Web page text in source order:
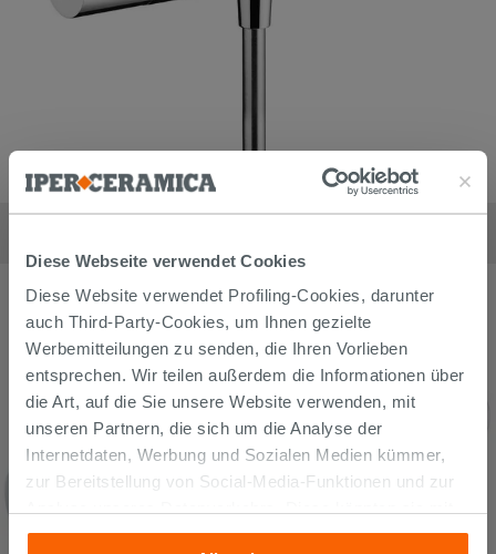
Diese Webseite verwendet Cookies
Diese Website verwendet Profiling-Cookies, darunter
auch Third-Party-Cookies, um Ihnen gezielte
Werbemitteilungen zu senden, die Ihren Vorlieben
entsprechen. Wir teilen außerdem die Informationen über
die Art, auf die Sie unsere Website verwenden, mit
unseren Partnern, die sich um die Analyse der
Internetdaten, Werbung und Sozialen Medien kümmer,
zur Bereitstellung von Social-Media-Funktionen und zur
anderen Informationen, die Sie ihnen geliefert haben oder
Mischer Brausethermostat Aufputz Hansgrohe MY Fox